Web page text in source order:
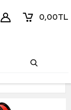
0,00TL